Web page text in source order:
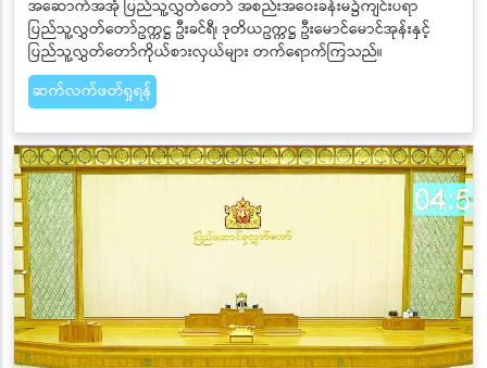
အဆောက်အအုံ ပြည်သူ့လွှတ်တော် အစည်းအဝေးခန်းမ၌ကျင်းပရာ
ပြည်သူ့လွှတ်တော်ဥက္ကဋ္ဌ ဦးခင်ရီ၊ ဒုတိယဥက္ကဋ္ဌ ဦးမောင်မောင်အုန်းနှင့်
ပြည်သူ့လွှတ်တော်ကိုယ်စားလှယ်များ တက်ရောက်ကြသည်။
ဆက်လက်ဖတ်ရှုရန်